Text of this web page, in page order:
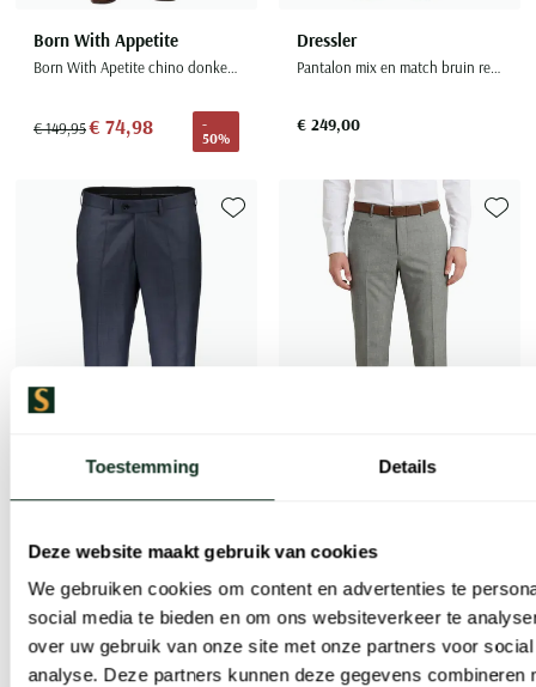
Toestemming Details
Deze website maakt gebruik van cookies
We gebruiken cookies om content en advertenties te
social media te bieden en om ons websiteverkeer te
over uw gebruik van onze site met onze partners voor
analyse. Deze partners kunnen deze gegevens combineren
Born With Appetite
Born With Apetite chino donkerblauw
€ 149,95€ 74,98
-
50%
Dressler
Pantalon mix en match bruin regular fit
€ 249,00
pantalon Jeff Mix & Match staalblauw
€ 183,20
-
20%
Toevoegen aan favorieten
€ 149,00€ 44,70
-
70%